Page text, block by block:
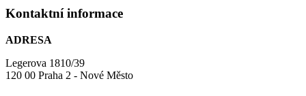
Kontaktní informace
ADRESA
Legerova 1810/39
120 00 Praha 2 - Nové Město